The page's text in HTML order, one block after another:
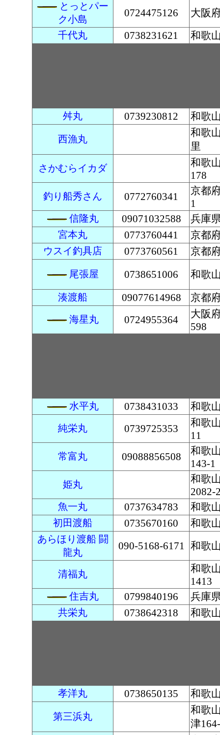
とっとパー
ク小島
0724475126 大阪
千代丸 0738231621 和歌
舛丸 0739230812 和歌
西漁丸
和歌
里
さかむらイカダ
和歌
178
釣り船秀さん 0772760341
京都
1
信隆丸 09071032588 兵庫
宮本丸 0773760441 京都
ウスイ釣具店 0773760561 京都
尾張屋 0738651006 和歌
湊渡船 09077614968 京都
海星丸 0724955364
大阪
598
水平丸 0738431033 和歌
純栄丸 0739725353
和歌
11
常富丸 09088856508
和歌
143-1
姫丸
和歌
2082-
魚一丸 0737634783 和歌
初田渡船 0735670160 和歌
あらほり渡船 闘
龍丸
090-5168-6171 和歌
清福丸
和歌
1413
住吉丸 0799840196 兵庫
共栄丸 0738642318 和歌
孝洋丸 0738650135 和歌
第三浜丸
和歌
津